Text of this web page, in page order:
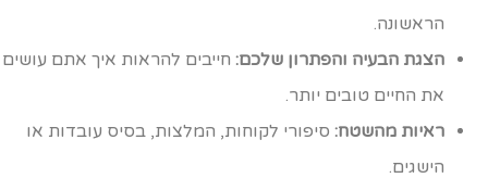
הראשונה.
הצגת הבעיה והפתרון שלכם:חייבים להראות איך אתם עושים
את החיים טובים יותר.
ראיות מהשטח:סיפורי לקוחות, המלצות, בסיס עובדות או
הישגים.